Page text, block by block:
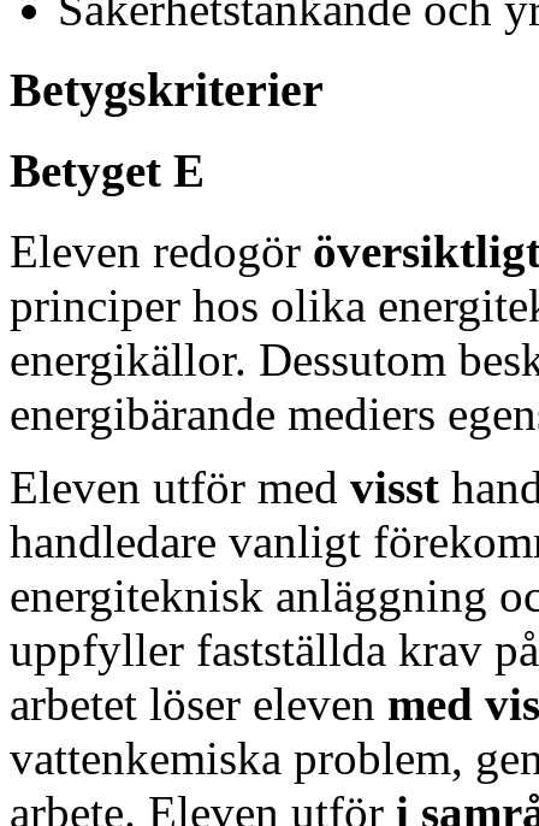
Betygskriterier
Betyget E
Eleven redogör
principer hos olika
energikällor. Dessutom
energibärande mediers
Eleven utför med visst
handledare vanligt
energiteknisk anläggning
uppfyller fastställda krav
arbetet löser eleven med
vattenkemiska problem,
arbete. Eleven utför i